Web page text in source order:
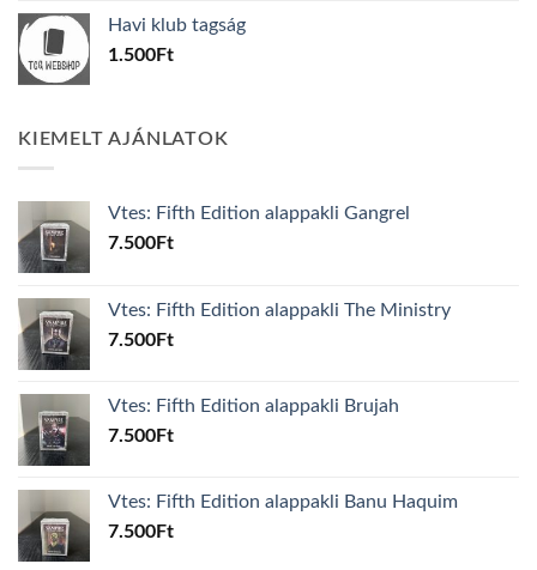
600Ft.100Ft.
Havi klub tagság
1.500Ft
KIEMELT AJÁNLATOK
Vtes: Fifth Edition alappakli Gangrel
7.500Ft
Vtes: Fifth Edition alappakli The Ministry
7.500Ft
Vtes: Fifth Edition alappakli Brujah
7.500Ft
Vtes: Fifth Edition alappakli Banu Haquim
7.500Ft